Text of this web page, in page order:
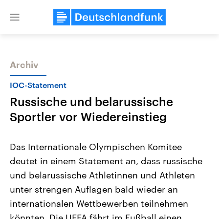
Close
Themen
Landtagswahl Sachsen-Anhalt
2026
Alle Informationen
Sachsen-Anhalt wählt am 6.
September 2026 einen neuen
Landtag. Seit 2021 wird das
Bundesland von einer Koalition aus
Aktuelle Beiträge,
Hintergründe
Wirtschaftlich und
gehören die Vereinigten
den mächtigsten Ländern
mit großem Einfluss auf
Archiv
IOC-Statement
Russische und belarussische
Sportler vor Wiedereinstieg
Das Internationale Olympischen Komitee
deutet in einem Statement an, dass russische
und belarussische Athletinnen und Athleten
unter strengen Auflagen bald wieder an
internationalen Wettbewerben teilnehmen